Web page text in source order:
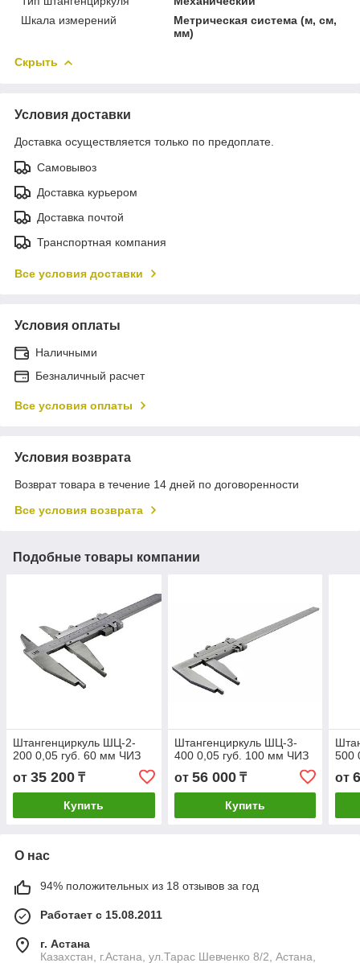
Шкала измерений
Метрическая система (м, см,
мм)
Скрыть
Условия доставки
Доставка осуществляется только по предоплате.
Самовывоз
Доставка курьером
Доставка почтой
Транспортная компания
Все условия доставки
Условия оплаты
Наличными
Безналичный расчет
Все условия оплаты
Условия возврата
Возврат товара в течение 14 дней по договоренности
Все условия возврата
Подобные товары компании
Штангенциркуль ШЦ-2-
200 0,05 губ. 60 мм ЧИЗ
от 35 200 ₸
Купить
Штангенциркуль ШЦ-3-
400 0,05 губ. 100 мм ЧИЗ
от 56 000₸
Купить
500
от
О нас
94% положительных из 18 отзывов за год
Работает с 15.08.2011
г. Астана
Казахстан, г.Астана, ул.Тарас Шевченко 8/2, Астана,